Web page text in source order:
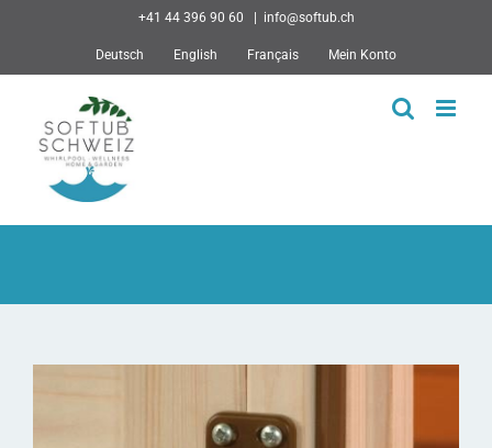
+41 44 396 90 60 info@softub.ch
Deutsch English Français Mein Konto